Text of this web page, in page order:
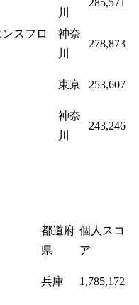
川
285,571
スフロ
神奈
川
278,873
東京 253,607
神奈
川
243,246
都道府
県
個人スコ
ア
兵庫 1,785,172